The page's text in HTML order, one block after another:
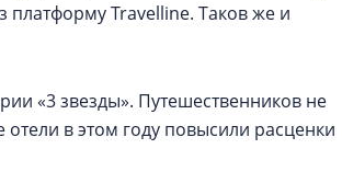
Travelline. Таков же и
«3 звезды». Путешественников не
в этом году повысили расценки